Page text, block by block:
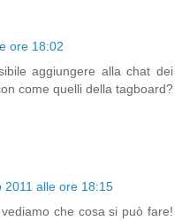
ore 18:02
aggiungere alla chat dei
come quelli della tagboard?
2011 alle ore 18:15
che cosa si può fare!